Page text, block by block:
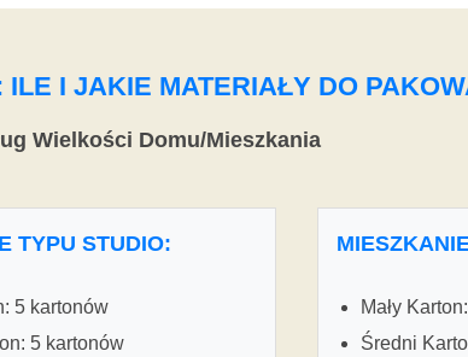
ILE I JAKIE MATERIAŁY DO
Wielkości Domu/Mieszkania
TYPU STUDIO:
5 kartonów
5 kartonów
Mały
Średni